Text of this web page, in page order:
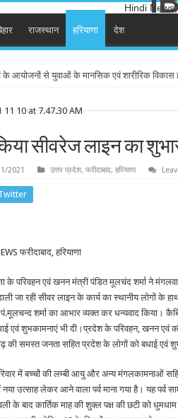
Hindi
राजस्थान हरियाणा देश
– जान से भी प्यारा हमारा वतन
सीवरेज लाइन का
2021 उत्तर प्रदेश, फरीदाबाद, हरियाणा
फरीदाबाद, हरियाणा
के परिवहन एवं खनन मंत्री पंडित मूलचंद शर्मा ने
जा रही सीवर लाइन के कार्य का स्थानीय लोगों के
शर्मा का आभार व्यक्त कर धन्यवाद किया।
एवं शुभकामनाएं भी दी।प्रदेश के परिवहन, खनन एवं
की समस्त जनता सहित प्रदेश के लोगों को बधाई एवं
में बच्चों की लम्बी आयु और अन्य मंगलकामनाओं
उत्साह लेकर आने वाला पर्व माना गया है। यह पर्व
के बाद कार्तिक माह की शुक्ल पक्ष की छटी को